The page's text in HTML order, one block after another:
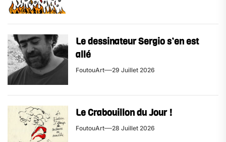
Le dessinateur Sergio s’en est
allé
FoutouArt 29 Juillet 2026
Le Crabouillon du Jour !
FoutouArt 28 Juillet 2026